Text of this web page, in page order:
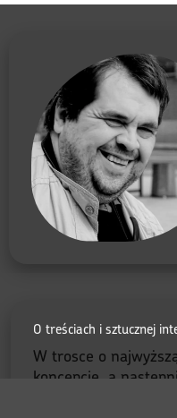
O treściach i sztucznej
W trosce o
koncepcję, a